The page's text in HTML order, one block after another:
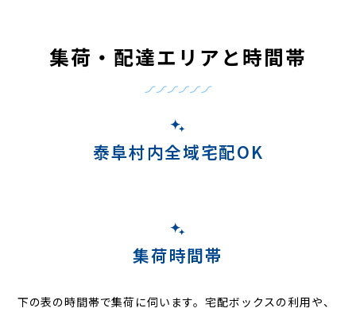
集荷・配達エリアと時間帯
泰阜村内全域宅配OK
集荷時間帯
下の表の時間帯で集荷に伺います。宅配ボックスの利用や、